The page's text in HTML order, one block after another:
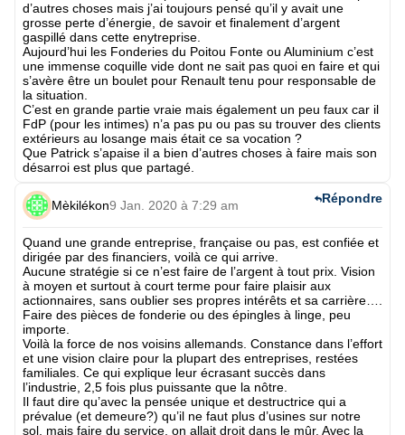
d’autres choses mais j’ai toujours pensé qu’il y avait une
grosse perte d’énergie, de savoir et finalement d’argent
gaspillé dans cette enytreprise.
Aujourd’hui les Fonderies du Poitou Fonte ou Aluminium c’est
une immense coquille vide dont ne sait pas quoi en faire et qui
s’avère être un boulet pour Renault tenu pour responsable de
la situation.
C’est en grande partie vraie mais également un peu faux car il
FdP (pour les intimes) n’a pas pu ou pas su trouver des clients
extérieurs au losange mais était ce sa vocation ?
Que Patrick s’apaise il a bien d’autres choses à faire mais son
désarroi est plus que partagé.
Mèkilékon9 Jan. 2020 à 7:29 am
Quand une grande entreprise, française ou pas, est confiée et
dirigée par des financiers, voilà ce qui arrive.
Aucune stratégie si ce n’est faire de l’argent à tout prix. Vision
à moyen et surtout à court terme pour faire plaisir aux
actionnaires, sans oublier ses propres intérêts et sa carrière….
Faire des pièces de fonderie ou des épingles à linge, peu
importe.
Voilà la force de nos voisins allemands. Constance dans l’effort
et une vision claire pour la plupart des entreprises, restées
familiales. Ce qui explique leur écrasant succès dans
l’industrie, 2,5 fois plus puissante que la nôtre.
Il faut dire qu’avec la pensée unique et destructrice qui a
prévalue (et demeure?) qu’il ne faut plus d’usines sur notre
sol, mais faire du service, on allait droit dans le mûr. Avec la
Répondre